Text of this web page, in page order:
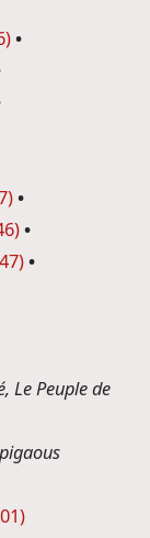
•
•
•
•
Le Peuple de